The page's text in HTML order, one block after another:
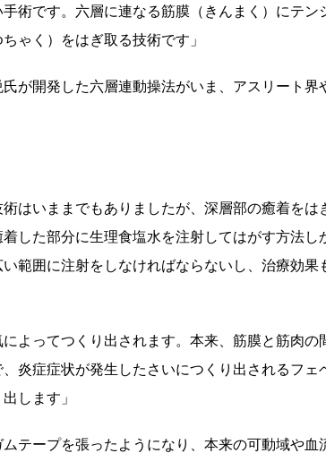
術です。六層に連なる筋膜（きんまく）にテン
ゃく）をはぎ取る技術です」
が開発した六層連動操法がいま、アスリート界
術はいままでもありましたが、深層部の癒着をは
した部分に生理食塩水を注射してはがす方法し
範囲に注射をしなければならないし、治療効果
によってつくり出されます。本来、筋膜と筋肉
炎症症状が発生したさいにつくり出されるフ
します」
ムテープを張ったようになり、本来の可動域や